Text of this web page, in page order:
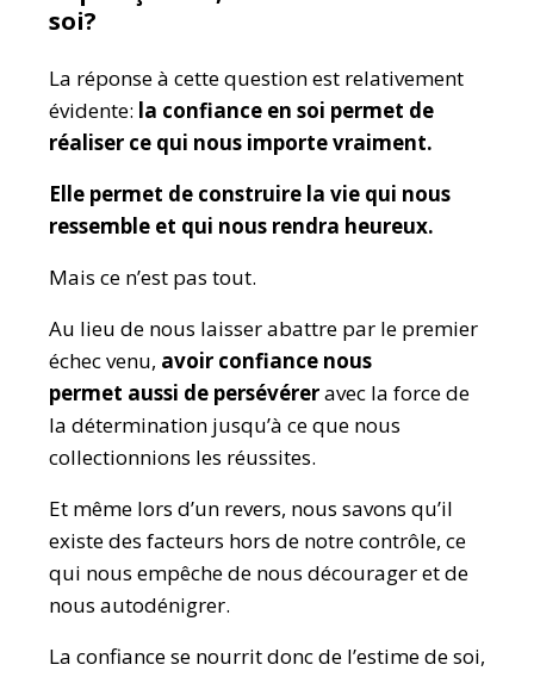
soi?
La réponse à cette question est relativement
évidente: la confiance en soi permet de
réaliser ce qui nous importe vraiment.
Elle permet de construire la vie qui nous
ressemble et qui nous rendra heureux.
Mais ce n’est pas tout.
Au lieu de nous laisser abattre par le premier
échec venu, avoir confiance nous
permet aussi de persévéreravec la force de
la détermination jusqu’à ce que nous
collectionnions les réussites.
Et même lors d’un revers, nous savons qu’il
existe des facteurs hors de notre contrôle, ce
qui nous empêche de nous décourager et de
nous autodénigrer.
La confiance se nourrit donc de l’estime de soi,